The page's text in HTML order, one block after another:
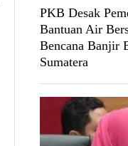
PKB Desak
Bantuan Air
Bencana Banjir
Sumatera